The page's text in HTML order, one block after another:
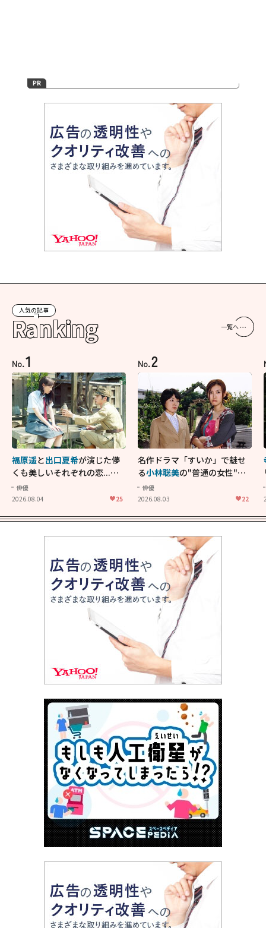
人気の記事
Ranking 一覧へ
No.1
福原遥と出口夏希が演じた儚
くも美しいそれぞれの恋...生
きることの尊さを教えてくれ
た映画「あの花が咲く丘で、
俳優
2026.08.04
25
No.2
名作ドラマ「すいか」で魅せ
る小林聡美の"普通の女性"が
大人に刺さる...映画「かもめ
食堂」にも通じる静かな芝居
俳優
2026.08.03
22